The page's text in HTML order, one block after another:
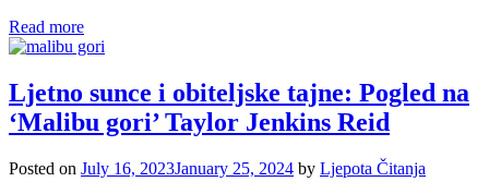
Read more
Ljetno sunce i obiteljske tajne: Pogled na
‘Malibu gori’ Taylor Jenkins Reid
Posted on July 16, 2023January 25, 2024 by Ljepota Čitanja